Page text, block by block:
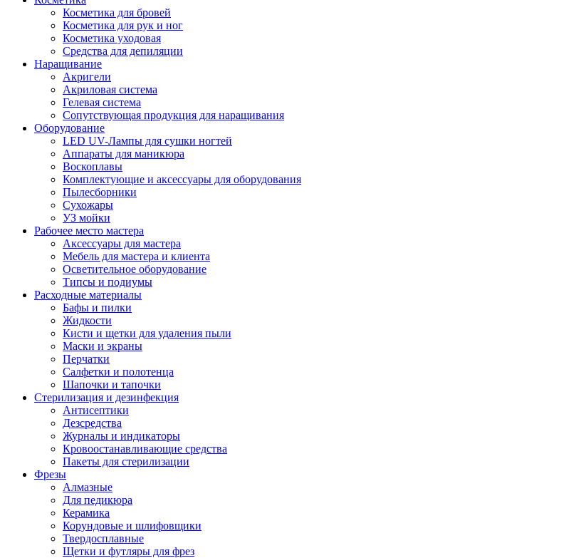
Косметика для бровей
Косметика для рук и ног
Косметика уходовая
Средства для депиляции
Наращивание
Акригели
Акриловая система
Гелевая система
Сопутствующая продукция для наращивания
Оборудование
LED UV-Лампы для сушки ногтей
Аппараты для маникюра
Воскоплавы
Комплектующие и аксессуары для оборудования
Пылесборники
Сухожары
УЗ мойки
Рабочее место мастера
Аксессуары для мастера
Мебель для мастера и клиента
Осветительное оборудование
Типсы и подиумы
Расходные материалы
Бафы и пилки
Жидкости
Кисти и щетки для удаления пыли
Маски и экраны
Перчатки
Салфетки и полотенца
Шапочки и тапочки
Стерилизация и дезинфекция
Антисептики
Дезсредства
Журналы и индикаторы
Кровоостанавливающие средства
Пакеты для стерилизации
Фрезы
Алмазные
Для педикюра
Керамика
Корундовые и шлифовщики
Твердосплавные
Щетки и футляры для фрез